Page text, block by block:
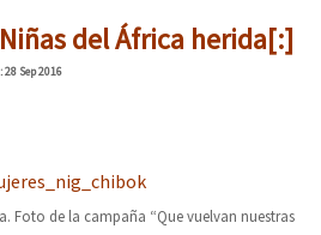
del África herida[:]
: 28 Sep 2016
Foto de la campaña “Que vuelvan nuestras